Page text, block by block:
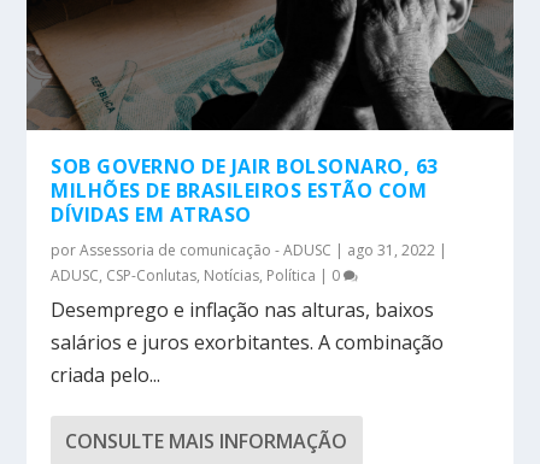
SOB GOVERNO DE JAIR BOLSONARO, 63
MILHÕES DE BRASILEIROS ESTÃO COM
DÍVIDAS EM ATRASO
porAssessoria de comunicação - ADUSC | ago 31, 2022 |
ADUSC, CSP-Conlutas, Notícias, Política | 0
Desemprego e inflação nas alturas, baixos
salários e juros exorbitantes. A combinação
criada pelo...
CONSULTE MAIS INFORMAÇÃO